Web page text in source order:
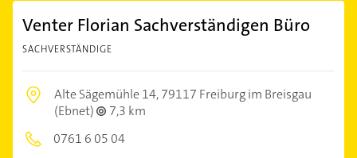
Venter Florian Sachverständigen Büro
SACHVERSTÄNDIGE
Alte Sägemühle 14,79117 Freiburg im Breisgau
(Ebnet)
7,3 km
0761 6 05 04